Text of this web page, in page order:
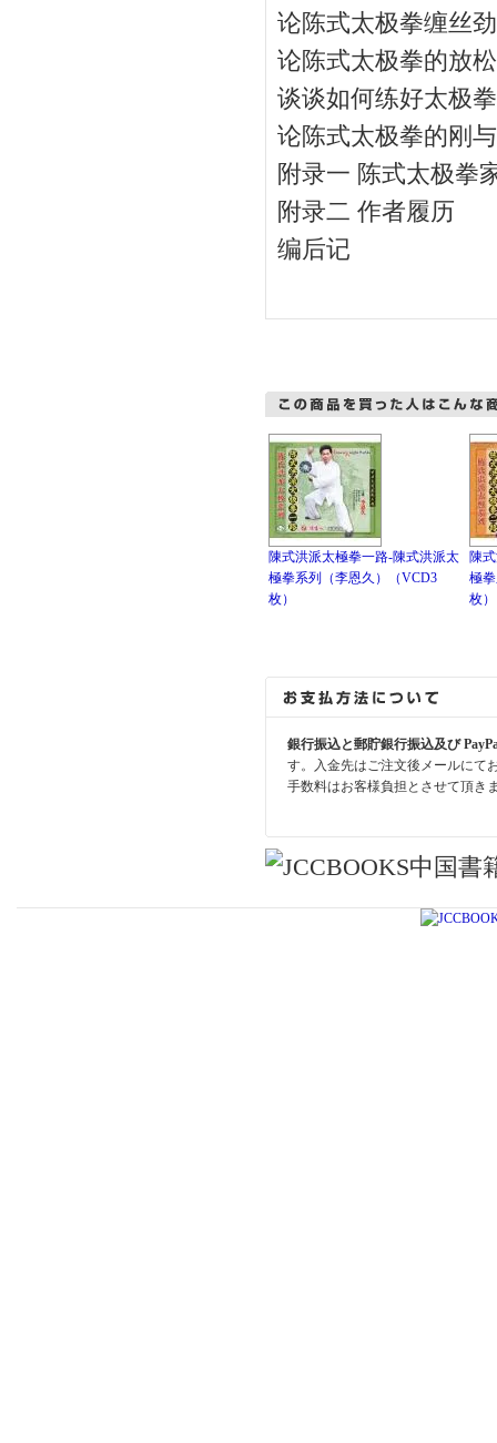
论陈式太极拳缠丝劲
论陈式太极拳的放
谈谈如何练好太极拳
论陈式太极拳的刚
附录一 陈式太极拳
附录二 作者履历
编后记
陳式洪派太極拳一路-陳式洪派太
極拳系列（李恩久）（VCD3
枚）
陳
極
枚）
銀行振込と郵貯銀行振込及び
す。入金先はご注文後メールにて
手数料はお客様負担とさせて頂き